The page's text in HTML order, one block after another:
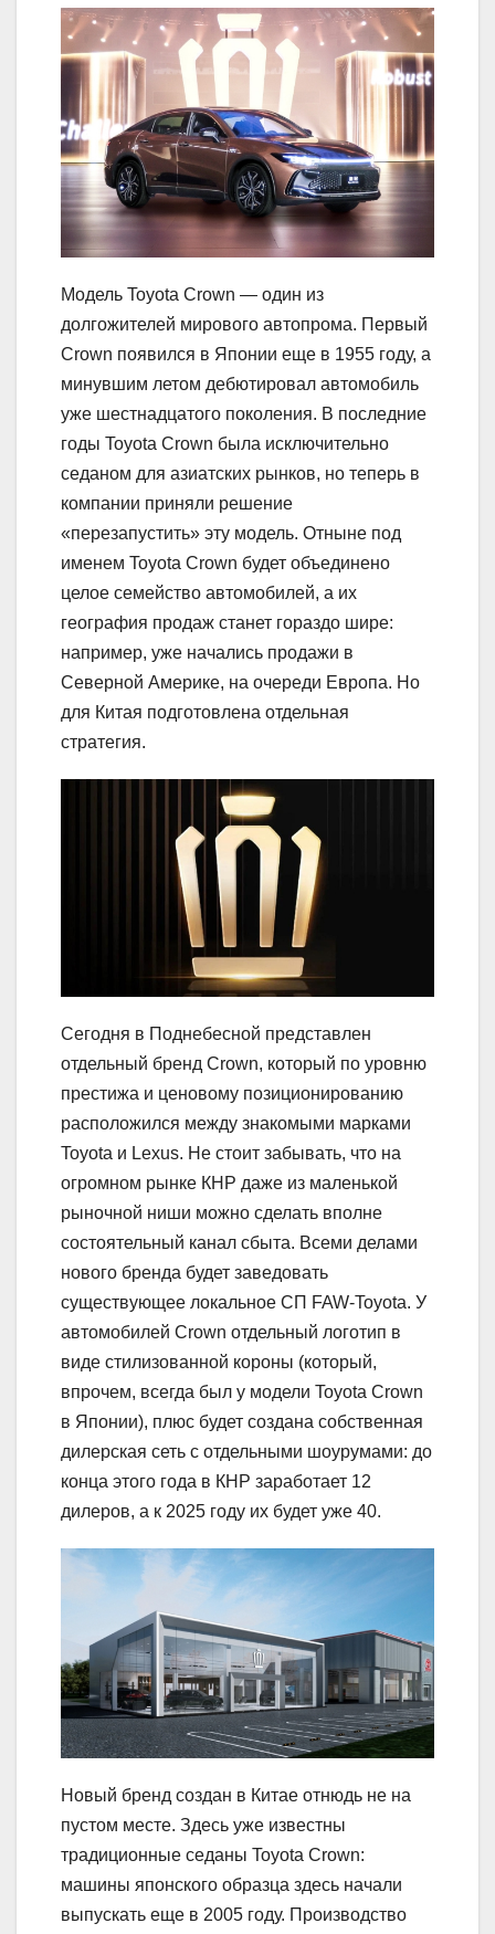
Модель Toyota Crown — один из
долгожителей мирового автопрома. Первый
Crown появился в Японии еще в 1955 году, а
минувшим летом дебютировал автомобиль
уже шестнадцатого поколения. В последние
годы Toyota Crown была исключительно
седаном для азиатских рынков, но теперь в
компании приняли решение
«перезапустить» эту модель. Отныне под
именем Toyota Crown будет объединено
целое семейство автомобилей, а их
география продаж станет гораздо шире:
например, уже начались продажи в
Северной Америке, на очереди Европа. Но
для Китая подготовлена отдельная
стратегия.
Сегодня в Поднебесной представлен
отдельный бренд Crown, который по уровню
престижа и ценовому позиционированию
расположился между знакомыми марками
Toyota и Lexus. Не стоит забывать, что на
огромном рынке КНР даже из маленькой
рыночной ниши можно сделать вполне
состоятельный канал сбыта. Всеми делами
нового бренда будет заведовать
существующее локальное СП FAW-Toyota. У
автомобилей Crown отдельный логотип в
виде стилизованной короны (который,
впрочем, всегда был у модели Toyota Crown
в Японии), плюс будет создана собственная
дилерская сеть с отдельными шоурумами: до
конца этого года в КНР заработает 12
дилеров, а к 2025 году их будет уже 40.
Новый бренд создан в Китае отнюдь не на
пустом месте. Здесь уже известны
традиционные седаны Toyota Crown:
машины японского образца здесь начали
выпускать еще в 2005 году. Производство